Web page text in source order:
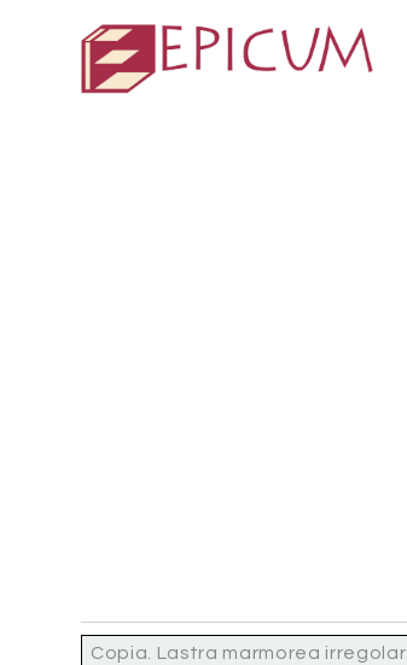
Copia. Lastra marmorea